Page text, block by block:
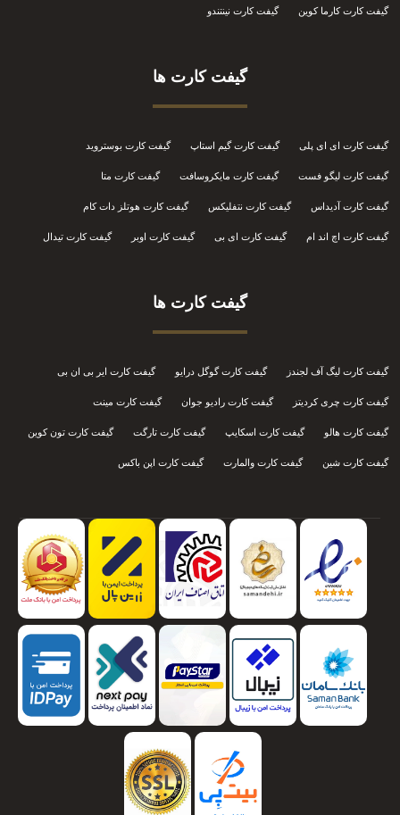
گیفت کارت کارما کوین گیفت کارت نینتندو
گیفت کارت ها
گیفت کارت ای ای پلی گیفت کارت گیم استاپ گیفت کارت بوستروید
گیفت کارت لیگو فست گیفت کارت مایکروسافت گیفت کارت متا
گیفت کارت آدیداس گیفت کارت نتفلیکس گیفت کارت هوتلز دات کام
گیفت کارت اچ اند ام گیفت کارت ای بی گیفت کارت اوبر گیفت کارت تیدال
گیفت کارت ها
گیفت کارت لیگ آف لجندز گیفت کارت گوگل درایو گیفت کارت ایر بی ان بی
گیفت کارت چری کردیتز گیفت کارت رادیو جوان گیفت کارت مینت
گیفت کارت هالو گیفت کارت اسکایپ گیفت کارت تارگت گیفت کارت تون کوین
گیفت کارت شین گیفت کارت والمارت گیفت کارت اپن باکس